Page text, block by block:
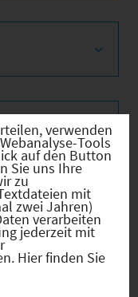
verwenden
Tools
auf den Button
Sie uns Ihre
zu
mit
zwei Jahren)
verarbeiten
jederzeit mit
Hier finden Sie